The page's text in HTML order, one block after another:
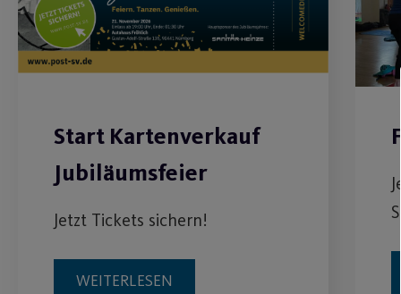
Start Kartenverkauf
Jubiläumsfeier
Jetzt Tickets sichern!
WEITERLESEN